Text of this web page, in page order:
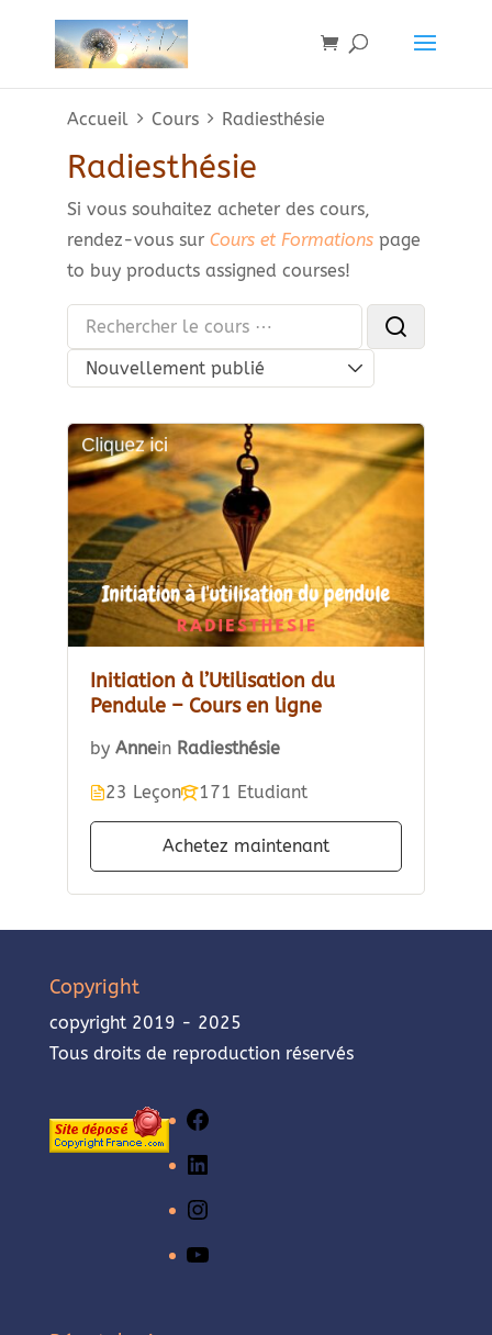
Accueil Cours Radiesthésie
Radiesthésie
Si vous souhaitez acheter des cours,
rendez-vous sur Cours et Formationspage
to buy products assigned courses!
Initiation à l’Utilisation du
Pendule – Cours en ligne
by Annein Radiesthésie
23 Leçon 171 Etudiant
Achetez maintenant
Copyright
copyright 2019 - 2025
Tous droits de reproduction réservés